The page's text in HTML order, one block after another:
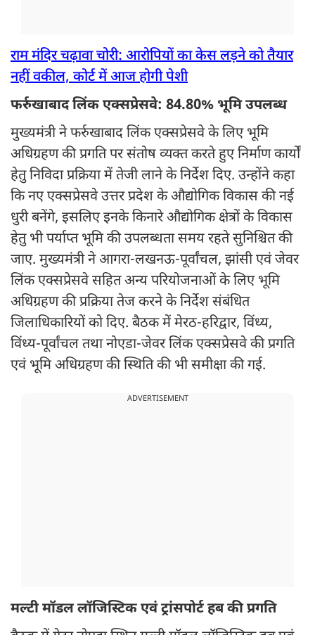
राम मंदिर चढ़ावा चोरी: आरोपियों का केस लड़ने को तैयार
नहीं वकील, कोर्ट में आज होगी पेशी
फर्रुखाबाद लिंक एक्सप्रेसवे: 84.80% भूमि उपलब्ध
मुख्यमंत्री ने फर्रुखाबाद लिंक एक्सप्रेसवे के लिए भूमि
अधिग्रहण की प्रगति पर संतोष व्यक्त करते हुए निर्माण कार्यों
हेतु निविदा प्रक्रिया में तेजी लाने के निर्देश दिए. उन्होंने कहा
कि नए एक्सप्रेसवे उत्तर प्रदेश के औद्योगिक विकास की नई
धुरी बनेंगे, इसलिए इनके किनारे औद्योगिक क्षेत्रों के विकास
हेतु भी पर्याप्त भूमि की उपलब्धता समय रहते सुनिश्चित की
जाए. मुख्यमंत्री ने आगरा-लखनऊ-पूर्वांचल, झांसी एवं जेवर
लिंक एक्सप्रेसवे सहित अन्य परियोजनाओं के लिए भूमि
अधिग्रहण की प्रक्रिया तेज करने के निर्देश संबंधित
जिलाधिकारियों को दिए. बैठक में मेरठ-हरिद्वार, विंध्य,
विंध्य-पूर्वांचल तथा नोएडा-जेवर लिंक एक्सप्रेसवे की प्रगति
एवं भूमि अधिग्रहण की स्थिति की भी समीक्षा की गई.
ADVERTISEMENT
मल्टी मॉडल लॉजिस्टिक एवं ट्रांसपोर्ट हब की प्रगति